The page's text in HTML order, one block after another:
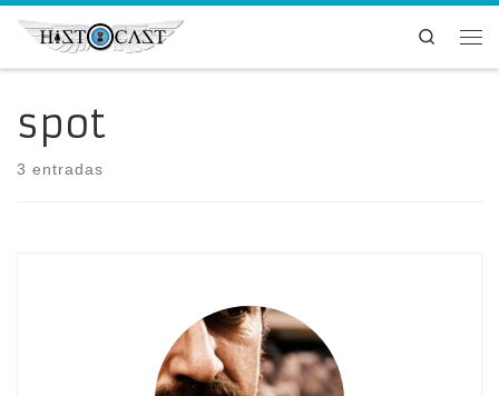
Saltar al contenido
Search
spot
3 entradas